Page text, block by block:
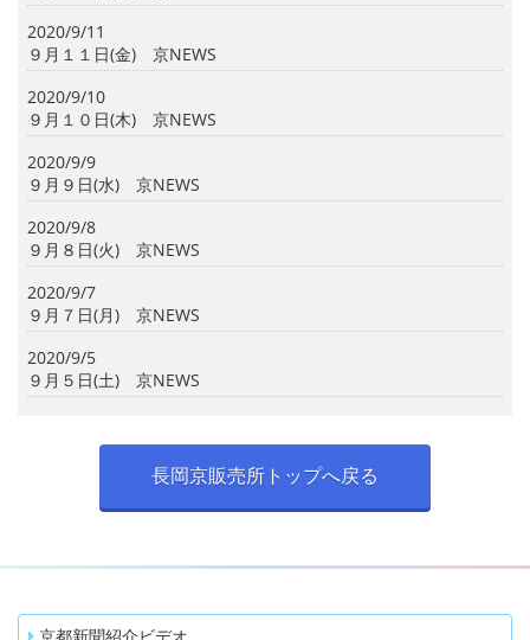
2020/9/11
９月１１日(金) 京NEWS
2020/9/10
９月１０日(木) 京NEWS
2020/9/9
９月９日(水) 京NEWS
2020/9/8
９月８日(火) 京NEWS
2020/9/7
９月７日(月) 京NEWS
2020/9/5
９月５日(土) 京NEWS
長岡京販売所トップへ戻る
京都新聞紹介ビデオ